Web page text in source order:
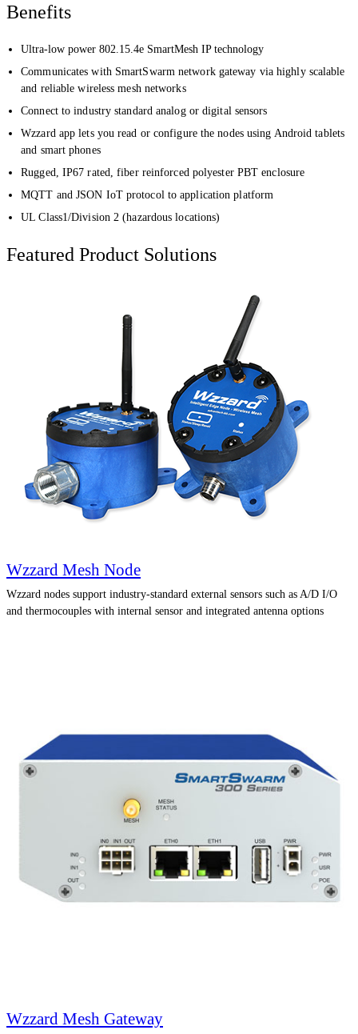
Benefits
Ultra-low power 802.15.4e SmartMesh IP technology
Communicates with SmartSwarm network gateway via highly scalable
and reliable wireless mesh networks
Connect to industry standard analog or digital sensors
Wzzard app lets you read or configure the nodes using Android tablets
and smart phones
Rugged, IP67 rated, fiber reinforced polyester PBT enclosure
MQTT and JSON IoT protocol to application platform
UL Class1/Division 2 (hazardous locations)
Featured Product Solutions
Wzzard Mesh Node
Wzzard nodes support industry-standard external sensors such as A/D I/O
and thermocouples with internal sensor and integrated antenna options
Wzzard Mesh Gateway